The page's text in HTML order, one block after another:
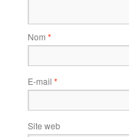
Nom *
E-mail *
Site web